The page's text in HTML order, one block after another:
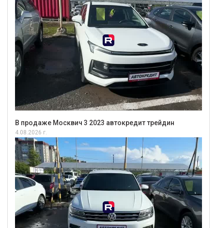
В продаже Москвич 3 2023 автокредит трейдин
4.08.2026 г.